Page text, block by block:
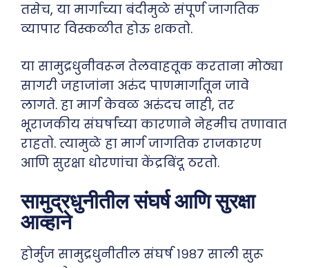
तसेच, या मार्गाच्या बंदीमुळे संपूर्ण जागतिक
व्यापार विस्कळीत होऊ शकतो.
या सामुद्रधुनीवरून तेलवाहतूक करताना मोठ्या
सागरी जहाजांना अरुंद पाणमार्गातून जावे
लागते. हा मार्ग केवळ अरुंदच नाही, तर
भूराजकीय संघर्षांच्या कारणाने नेहमीच तणावात
राहतो. त्यामुळे हा मार्ग जागतिक राजकारण
आणि सुरक्षा धोरणांचा केंद्रबिंदू ठरतो.
सामुद्रधुनीतील संघर्ष आणि सुरक्षा
आव्हाने
होर्मुज सामुद्रधुनीतील संघर्ष १९८७ साली सुरू